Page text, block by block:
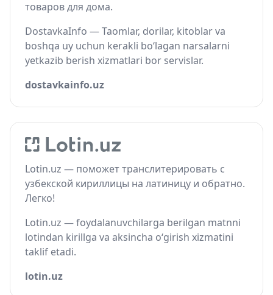
товаров для дома.
DostavkaInfo — Taomlar, dorilar, kitoblar va
boshqa uy uchun kerakli bo‘lagan narsalarni
yetkazib berish xizmatlari bor servislar.
dostavkainfo.uz
Lotin.uz — поможет транслитерировать с
узбекской кириллицы на латиницу и обратно.
Легко!
Lotin.uz — foydalanuvchilarga berilgan matnni
lotindan kirillga va aksincha o‘girish xizmatini
taklif etadi.
lotin.uz